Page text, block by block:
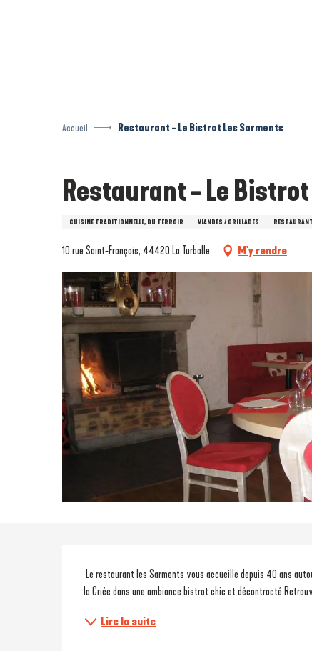
Accueil Restaurant - Le Bistrot Les Sarments
Restaurant - Le
CUISINE TRADITIONNELLE, DU TERROIR VIANDES / GRILLADES
10 rue Saint-François, 44420 La Turballe M'y rendre
Description
la Criée dans une ambiance bistrot chic et décontracté
Lire la suite